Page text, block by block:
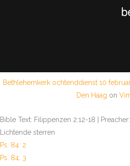
Bethlehemkerk ochtenddienst 10
Den Haag on
Bible Text: Filippenzen 2:12-18 |
Lichtende sterren
Ps. 84: 2
Ps. 84: 3